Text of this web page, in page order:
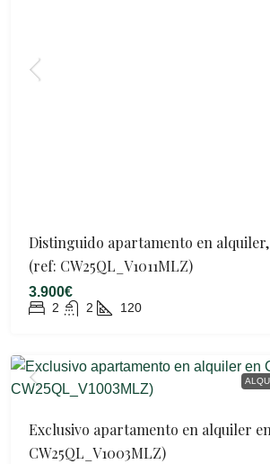
Distinguido apartamento en
(ref: CW25QL_V1011MLZ)
3.900€
2 2 120
Exclusivo apartamento en alquiler
CW25QL_V1003MLZ)